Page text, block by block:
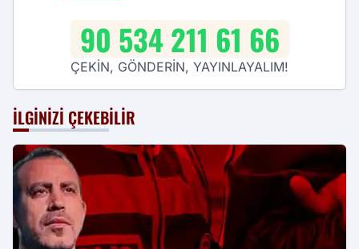
90 534 211 61 66
ÇEKİN, GÖNDERİN, YAYINLAYALIM!
İLGINIZI ÇEKEBILIR